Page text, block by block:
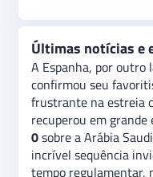
Últimas notícias e
A Espanha, por outro
confirmou seu
frustrante na estreia
recuperou em
0sobre a Arábia
incrível sequência
tempo regulamentar,